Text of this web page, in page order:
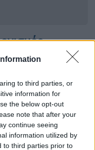
to third parties, or
information for
the below opt-out
note that after your
continue seeing
information utilized by
to third parties prior to
οχυρώσεις
στη
των
ενόπλων
από την